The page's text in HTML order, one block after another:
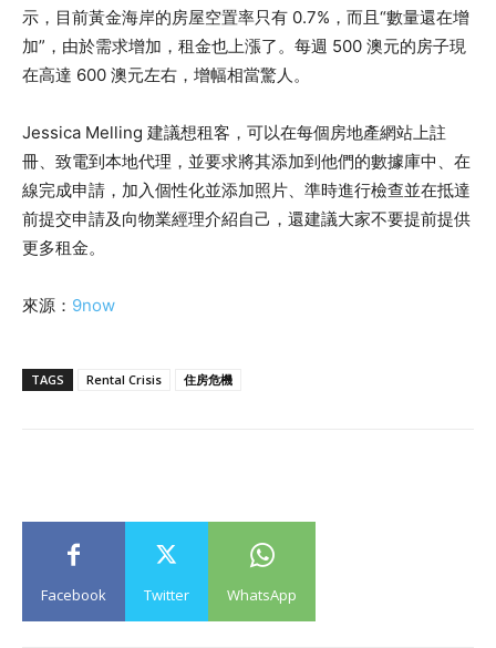
示，目前黃金海岸的房屋空置率只有 0.7%，而且“數量還在增
加”，由於需求增加，租金也上漲了。每週 500 澳元的房子現
在高達 600 澳元左右，增幅相當驚人。
Jessica Melling 建議想租客，可以在每個房地產網站上註
冊、致電到本地代理，並要求將其添加到他們的數據庫中、在
線完成申請，加入個性化並添加照片、準時進行檢查並在抵達
前提交申請及向物業經理介紹自己，還建議大家不要提前提供
更多租金。
來源： 9now
TAGS Rental Crisis 住房危機
Facebook Twitter WhatsApp